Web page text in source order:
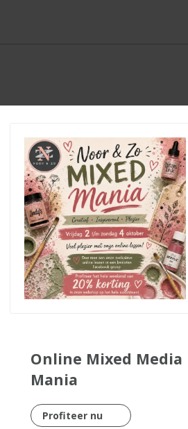
Online Mixed Media
Mania
Profiteer nu